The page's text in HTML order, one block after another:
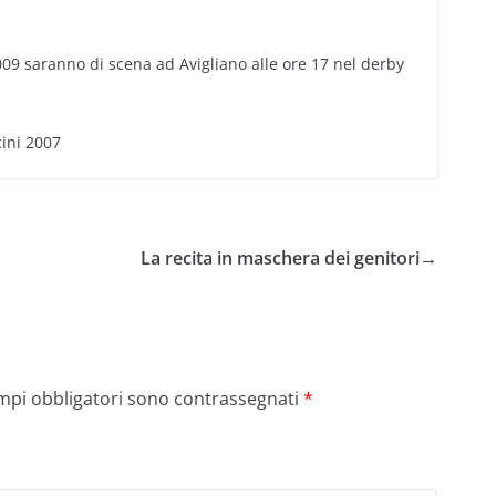
saranno di scena ad Avigliano alle ore 17 nel derby
2007
La recita in maschera dei genitori→
obbligatori sono contrassegnati *